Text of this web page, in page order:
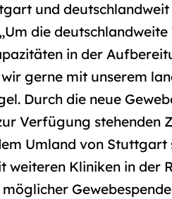
und
die
in der
gerne mit unserem
Durch die neue
Verfügung stehenden
Umland von
Kliniken in der